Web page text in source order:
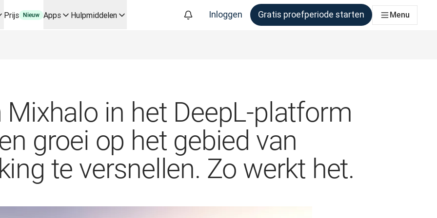
voor belangrijke toepassingen en integraties
van begin tot eind automatiseert, voor elk team dat hier behoefte aan heeft
Prijs Nieuw Apps Hulpmiddelen Inloggen Gratis proefperiode starten Menu
Mixhalo in het DeepL-platform
groei op het gebied van
te versnellen. Zo werkt het.